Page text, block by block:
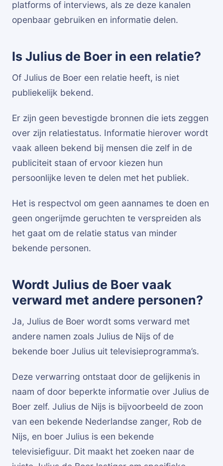
platforms of interviews, als ze deze kanalen
openbaar gebruiken en informatie delen.
Is Julius de Boer in een relatie?
Of Julius de Boer een relatie heeft, is niet
publiekelijk bekend.
Er zijn geen bevestigde bronnen die iets zeggen
over zijn relatiestatus. Informatie hierover wordt
vaak alleen bekend bij mensen die zelf in de
publiciteit staan of ervoor kiezen hun
persoonlijke leven te delen met het publiek.
Het is respectvol om geen aannames te doen en
geen ongerijmde geruchten te verspreiden als
het gaat om de relatie status van minder
bekende personen.
Wordt Julius de Boer vaak
verward met andere personen?
Ja, Julius de Boer wordt soms verward met
andere namen zoals Julius de Nijs of de
bekende boer Julius uit televisieprogramma’s.
Deze verwarring ontstaat door de gelijkenis in
naam of door beperkte informatie over Julius de
Boer zelf. Julius de Nijs is bijvoorbeeld de zoon
van een bekende Nederlandse zanger, Rob de
Nijs, en boer Julius is een bekende
televisiefiguur. Dit maakt het zoeken naar de